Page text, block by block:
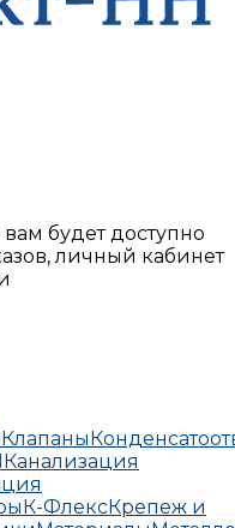
будет доступно
личный кабинет
Клапаны
Канализация
К-ФлексКрепеж и